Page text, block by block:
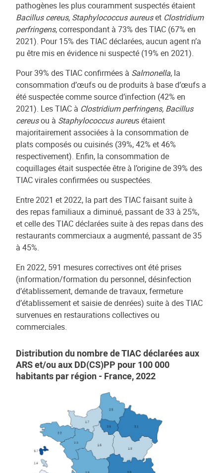
pathogènes les plus couramment suspectés étaient
Bacillus cereus, Staphylococcus aureuset Clostridium
perfringens, correspondant à 73% des TIAC (67% en
2021). Pour 15% des TIAC déclarées, aucun agent n’a
pu être mis en évidence ni suspecté (19% en 2021).
Pour 39% des TIAC confirmées à Salmonella, la
consommation d’œufs ou de produits à base d’œufs a
été suspectée comme source d’infection (42% en
2021). Les TIAC à Clostridium perfringens, Bacillus
cereusou à Staphylococcus aureus étaient
majoritairement associées à la consommation de
plats composés ou cuisinés (39%, 42% et 46%
respectivement). Enfin, la consommation de
coquillages était suspectée être à l’origine de 39% des
TIAC virales confirmées ou suspectées.
Entre 2021 et 2022, la part des TIAC faisant suite à
des repas familiaux a diminué, passant de 33 à 25%,
et celle des TIAC déclarées suite à des repas dans des
restaurants commerciaux a augmenté, passant de 35
à 45%.
En 2022, 591 mesures correctives ont été prises
(information/formation du personnel, désinfection
d’établissement, demande de travaux, fermeture
d’établissement et saisie de denrées) suite à des TIAC
survenues en restaurations collectives ou
commerciales.
Distribution du nombre de TIAC déclarées aux
ARS et/ou aux DD(CS)PP pour 100 000
habitants par région - France, 2022